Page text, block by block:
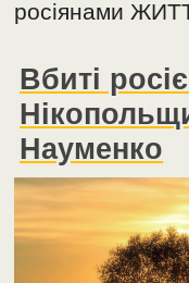
росіянами
Вбиті
Науменко